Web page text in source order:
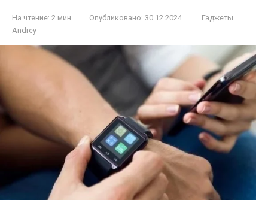
На чтение: 2 мин Опубликовано: 30.12.2024
Гаджеты
Andrey